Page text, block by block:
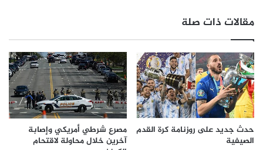
مقالات ذات صلة
حدث جديد على روزنامة كرة القدم
الصيفية
مصرع شرطي أمريكي وإصابة
آخرين خلال محاولة لاقتحام